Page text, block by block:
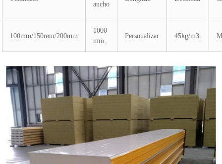
ancho
100mm/150mm/200mm
1000
mm.
Personalizar 45kg/m3.